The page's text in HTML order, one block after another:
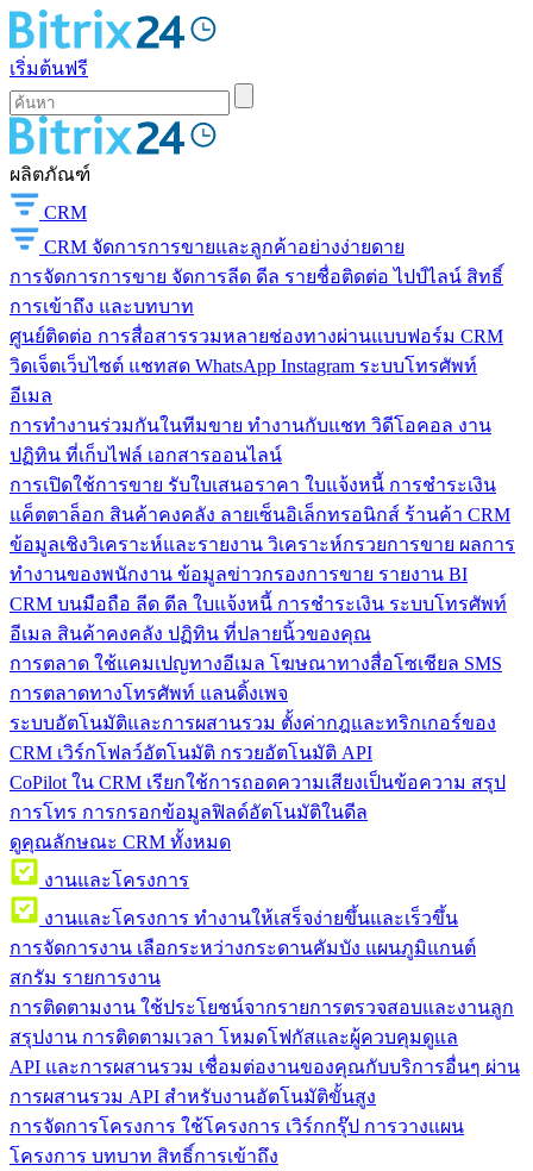
เริ่มต้นฟรี
ผลิตภัณฑ์
CRM
CRM จัดการการขายและลูกค้าอย่างง่ายดาย
การจัดการการขาย จัดการลีด ดีล รายชื่อติดต่อ ไปป์ไลน์ สิทธิ์
การเข้าถึง และบทบาท
ศูนย์ติดต่อ การสื่อสารรวมหลายช่องทางผ่านแบบฟอร์ม CRM
วิดเจ็ตเว็บไซต์ แชทสด WhatsApp Instagram ระบบโทรศัพท์
อีเมล
การทำงานร่วมกันในทีมขาย ทำงานกับแชท วิดีโอคอล งาน
ปฏิทิน ที่เก็บไฟล์ เอกสารออนไลน์
การเปิดใช้การขาย รับใบเสนอราคา ใบแจ้งหนี้ การชำระเงิน
แค็ตตาล็อก สินค้าคงคลัง ลายเซ็นอิเล็กทรอนิกส์ ร้านค้า CRM
ข้อมูลเชิงวิเคราะห์และรายงาน วิเคราะห์กรวยการขาย ผลการ
ทำงานของพนักงาน ข้อมูลข่าวกรองการขาย รายงาน BI
CRM บนมือถือ ลีด ดีล ใบแจ้งหนี้ การชำระเงิน ระบบโทรศัพท์
อีเมล สินค้าคงคลัง ปฏิทิน ที่ปลายนิ้วของคุณ
การตลาด ใช้แคมเปญทางอีเมล โฆษณาทางสื่อโซเชียล SMS
การตลาดทางโทรศัพท์ แลนดิ้งเพจ
ระบบอัตโนมัติและการผสานรวม ตั้งค่ากฎและทริกเกอร์ของ
CRM เวิร์กโฟลว์อัตโนมัติ กรวยอัตโนมัติ API
CoPilot ใน CRM เรียกใช้การถอดความเสียงเป็นข้อความ สรุป
การโทร การกรอกข้อมูลฟิลด์อัตโนมัติในดีล
ดูคุณลักษณะ CRM ทั้งหมด
งานและโครงการ
งานและโครงการ ทำงานให้เสร็จง่ายขึ้นและเร็วขึ้น
การจัดการงาน เลือกระหว่างกระดานคัมบัง แผนภูมิแกนต์
สกรัม รายการงาน
การติดตามงาน ใช้ประโยชน์จากรายการตรวจสอบและงานลูก
สรุปงาน การติดตามเวลา โหมดโฟกัสและผู้ควบคุมดูแล
API และการผสานรวม เชื่อมต่องานของคุณกับบริการอื่นๆ ผ่าน
การผสานรวม API สำหรับงานอัตโนมัติขั้นสูง
การจัดการโครงการ ใช้โครงการ เวิร์กกรุ๊ป การวางแผน
โครงการ บทบาท สิทธิ์การเข้าถึง